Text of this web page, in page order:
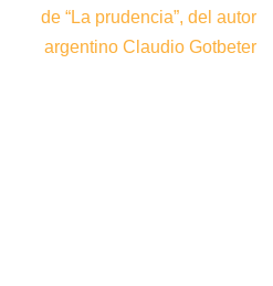
de “La prudencia”, del autor
argentino Claudio Gotbeter